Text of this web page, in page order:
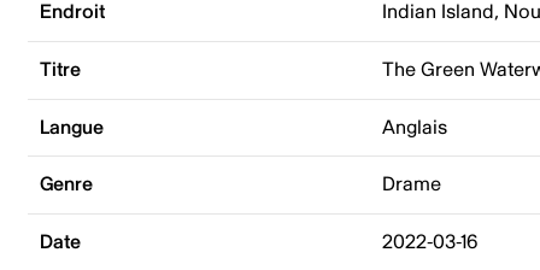
Endroit Indian Island,
Titre The Green
Langue Anglais
Genre Drame
Date 2022-03-16